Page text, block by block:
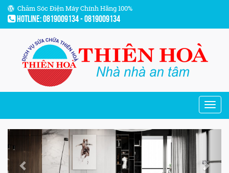
Chăm Sóc Điện Máy Chính Hãng 100%
Hotline: 0819009134 - 0819009134
Previous Next